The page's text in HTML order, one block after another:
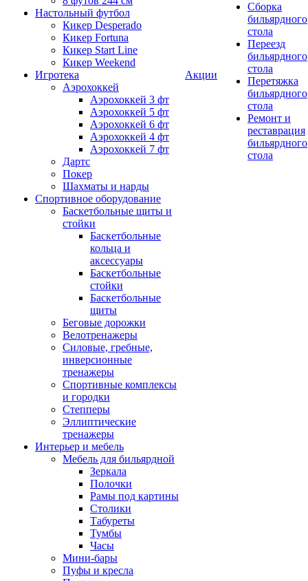
Настольный футбол
Кикер Desperado
Кикер Fortuna
Кикер Start Line
Кикер Weekend
Игротека
Аэрохоккей
Аэрохоккей 3 фт
Аэрохоккей 5 фт
Аэрохоккей 6 фт
Аэрохоккей 4 фт
Аэрохоккей 7 фт
Дартс
Покер
Шахматы и нарды
Спортивное оборудование
Баскетбольные щиты и
стойки
Баскетбольные
кольца и
аксессуары
Баскетбольные
стойки
Баскетбольные
щиты
Беговые дорожки
Велотренажеры
Силовые, гребные,
инверсионные
тренажеры
Спортивные комплексы
и городки
Степперы
Эллиптические
тренажеры
Интерьер и мебель
Мебель для бильярдной
Зеркала
Полочки
Рамы под картины
Столики
Табуреты
Тумбы
Часы
Мини-бары
Пуфы и кресла
Акции
Сборка
бильярдного
стола
Переезд
бильярдного
стола
Перетяжка
бильярдного
стола
Ремонт и
реставрация
бильярдного
стола